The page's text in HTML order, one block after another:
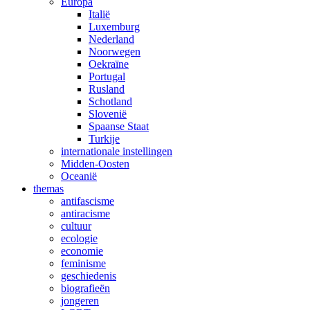
Italië
Luxemburg
Nederland
Noorwegen
Oekraïne
Portugal
Rusland
Schotland
Slovenië
Spaanse Staat
Turkije
internationale instellingen
Midden-Oosten
Oceanië
themas
antifascisme
antiracisme
cultuur
ecologie
economie
feminisme
geschiedenis
biografieën
jongeren